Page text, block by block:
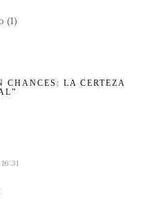
(1)
CHANCES: LA CERTEZA